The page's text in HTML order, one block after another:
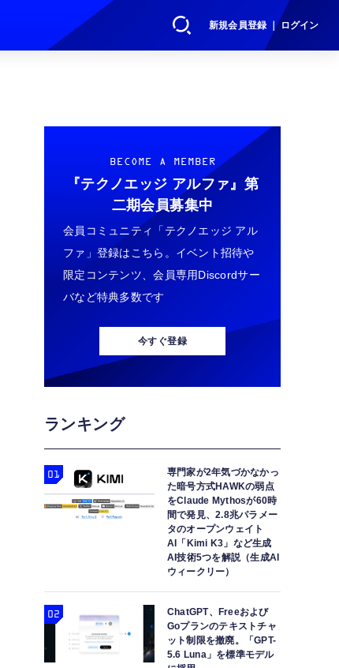
新規会員登録 ｜ ログイン
BECOME A MEMBER
『テクノエッジ アルファ』 第
二期会員募集中
会員コミュニティ「テクノエッジ アル
ファ」登録はこちら。イベント招待や
限定コンテンツ、会員専用Discordサー
バなど特典多数です
今すぐ登録
ランキング
専門家が2年気づかなかっ
た暗号方式HAWKの弱点
をClaude Mythosが60時
間で発見、2.8兆パラメー
タのオープンウェイト
AI「Kimi K3」など生成
AI技術5つを解説（生成AI
ウィークリー）
ChatGPT、Freeおよび
Goプランのテキストチャ
ット制限を撤廃。「GPT-
5.6 Luna」を標準モデル